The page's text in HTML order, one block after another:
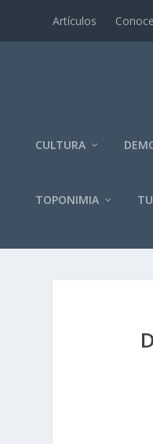
Artí­culos
CULTURA
TOPONIMIA